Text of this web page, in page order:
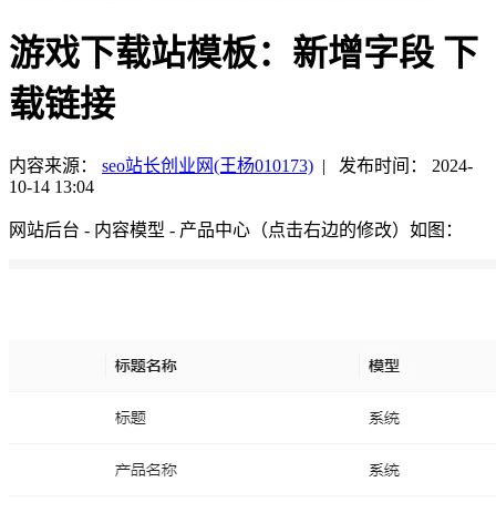
游戏下载站模板：新增字段 下
载链接
内容来源： seo站长创业网(王杨010173) | 发布时间： 2024-
10-14 13:04
网站后台 - 内容模型 - 产品中心（点击右边的修改）如图：